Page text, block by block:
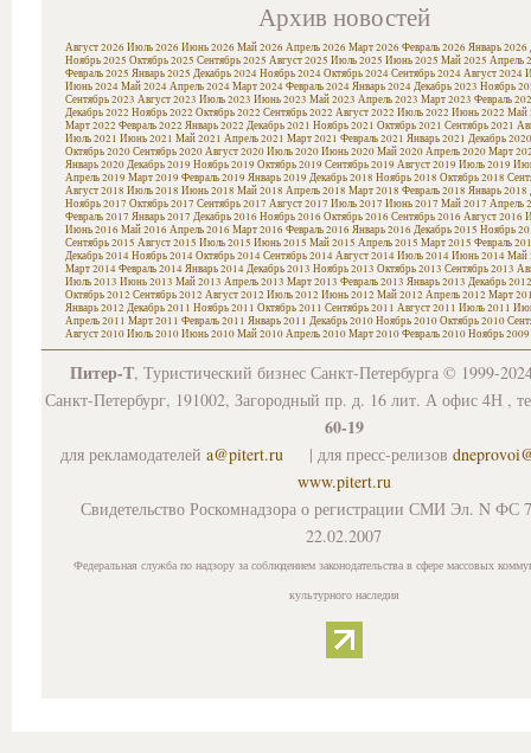
Архив новостей
Август 2026 Июль 2026 Июнь 2026 Май 2026 Апрель 2026 Март 2026 Февраль 2026 Январь 2026
Ноябрь 2025 Октябрь 2025 Сентябрь 2025 Август 2025 Июль 2025 Июнь 2025 Май 2025 Апрель
Февраль 2025 Январь 2025 Декабрь 2024Ноябрь 2024Октябрь 2024Сентябрь 2024Август 2024
Июнь 2024Май 2024Апрель 2024Март 2024Февраль 2024Январь 2024Декабрь 2023 Ноябрь
Сентябрь 2023 Август 2023 Июль 2023 Июнь 2023 Май 2023 Апрель 2023 Март 2023 Февраль
Декабрь 2022 Ноябрь 2022 Октябрь 2022 Сентябрь 2022 Август 2022 Июль 2022 Июнь 2022 Май
Март 2022 Февраль 2022 Январь 2022 Декабрь 2021 Ноябрь 2021 Октябрь 2021 Сентябрь 2021
Июль 2021 Июнь 2021 Май 2021 Апрель 2021 Март 2021 Февраль 2021 Январь 2021 Декабрь 2020
Октябрь 2020Сентябрь 2020Август 2020Июль 2020Июнь 2020Май 2020Апрель 2020Март
Январь 2020Декабрь 2019 Ноябрь 2019 Октябрь 2019 Сентябрь 2019 Август 2019 Июль 2019
Апрель 2019 Март 2019 Февраль 2019 Январь 2019 Декабрь 2018 Ноябрь 2018 Октябрь 2018
Август 2018 Июль 2018 Июнь 2018 Май 2018 Апрель 2018 Март 2018 Февраль 2018 Январь 2018
Ноябрь 2017 Октябрь 2017 Сентябрь 2017 Август 2017 Июль 2017 Июнь 2017 Май 2017 Апрель
Февраль 2017 Январь 2017 Декабрь 2016 Ноябрь 2016 Октябрь 2016 Сентябрь 2016 Август 2016
Июнь 2016 Май 2016 Апрель 2016 Март 2016 Февраль 2016 Январь 2016 Декабрь 2015 Ноябрь
Сентябрь 2015 Август 2015 Июль 2015 Июнь 2015 Май 2015 Апрель 2015 Март 2015 Февраль
Декабрь 2014Ноябрь 2014Октябрь 2014Сентябрь 2014Август 2014Июль 2014Июнь 2014Май
Март 2014Февраль 2014Январь 2014Декабрь 2013 Ноябрь 2013 Октябрь 2013 Сентябрь 2013
Июль 2013 Июнь 2013 Май 2013 Апрель 2013 Март 2013 Февраль 2013 Январь 2013 Декабрь 2012
Октябрь 2012 Сентябрь 2012 Август 2012 Июль 2012 Июнь 2012 Май 2012 Апрель 2012 Март
Январь 2012 Декабрь 2011 Ноябрь 2011 Октябрь 2011 Сентябрь 2011 Август 2011 Июль 2011
Апрель 2011 Март 2011 Февраль 2011 Январь 2011 Декабрь 2010Ноябрь 2010Октябрь 2010
Август 2010Июль 2010Июнь 2010Май 2010Апрель 2010Март 2010Февраль 2010Ноябрь 2009
Питер-Т, Туристический бизнес Санкт-Петербурга © 1999-
Санкт-Петербург, 191002, Загородный пр. д. 16 лит. А офис 4Н ,
60-19
для рекламодателей a@pitert.ru | для пресс-релизов
www.pitert.ru
Свидетельство Роскомнадзора о регистрации СМИ Эл. N ФС
22.02.2007
Федеральная служба по надзору за соблюдением законодательства в сфере массовых
культурного наследия